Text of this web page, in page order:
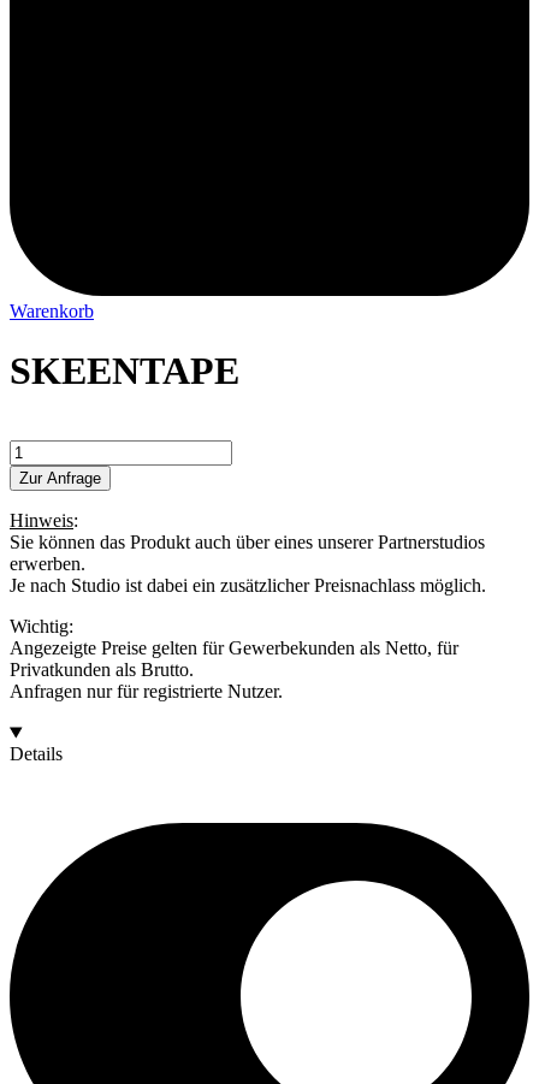
Warenkorb
SKEENTAPE
SKEENTAPE
Menge
Zur Anfrage
Hinweis:
Sie können das Produkt auch über eines unserer Partnerstudios
erwerben.
Je nach Studio ist dabei ein zusätzlicher Preisnachlass möglich.
Wichtig:
Angezeigte Preise gelten für Gewerbekunden als Netto, für
Privatkunden als Brutto.
Anfragen nur für registrierte Nutzer.
Details